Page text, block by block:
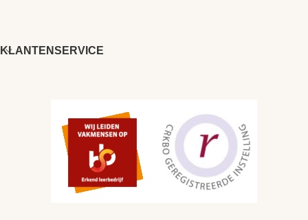
KLANTENSERVICE